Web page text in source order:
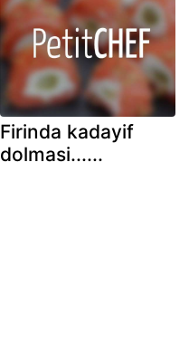
Firinda kadayif
dolmasi......